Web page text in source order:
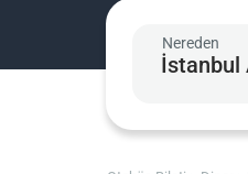
Nereden